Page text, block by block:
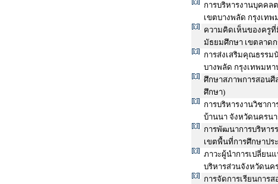
การบริหารงานบุคคล
เขตบางพลัด กรุงเทพ
ความคิดเห็นของครู
มัธยมศึกษา เขตลาดก
การส่งเสริมคุณธรรม
บางพลัด กรุงเทพมหา
ศึกษาสภาพการสอนศี
ศึกษา)
การบริหารงานวิชาก
บ้านนา จังหวัดนครน
การพัฒนาการบริหาร
เขตพื้นที่การศึกษาปร
ภาวะผู้นำการเปลี่ยน
บริหารส่วนจังหวัดนค
การจัดการเรียนการ